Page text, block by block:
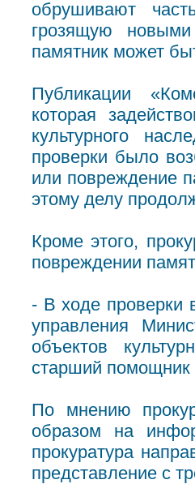
обрушивают
грозящую
памятник может
Публикации
которая
культурного
проверки было
или повреждение
этому делу
Кроме этого,
повреждении
- В ходе проверки
управления
объектов
старший помощник
По мнению
образом на
прокуратура
представление с